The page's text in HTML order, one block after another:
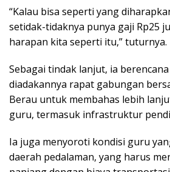
“Kalau bisa seperti yang
setidak-tidaknya punya gaji Rp25
harapan kita seperti itu,” tuturnya.
Sebagai tindak lanjut, ia
diadakannya rapat gabungan
Berau untuk membahas lebih
guru, termasuk infrastruktur
Ia juga menyoroti kondisi guru
daerah pedalaman, yang harus